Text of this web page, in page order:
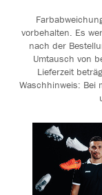
vorbehalten. Es
nach der
Umtausch von
Lieferzeit
Waschhinweis: Bei